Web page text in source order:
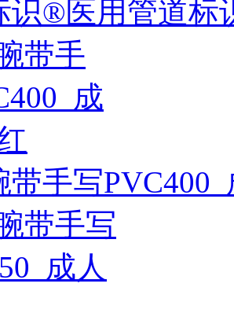
识®医用管道标
带手写